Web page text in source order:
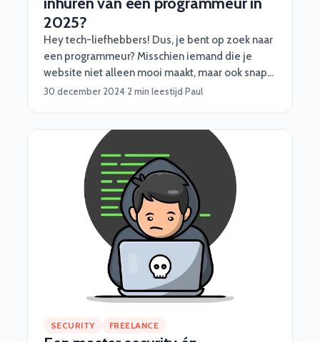
2025?
Hey tech-liefhebbers! Dus, je bent op zoek naar
een programmeur? Misschien iemand die je
website niet alleen mooi maakt, maar ook snapt
hoe je backend niet als een kaartenhuis instort?
30 december 2024·2 min leestijd·Paul
SECURITY FREELANCE